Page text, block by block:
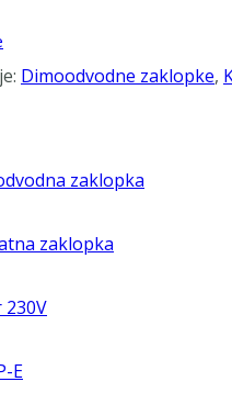
Dimoodvodne zaklopke,
zaklopka
zaklopka
E